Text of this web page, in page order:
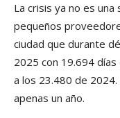
La crisis ya no es
pequeños
ciudad que durante
2025 con 19.694
a los 23.480 de
apenas un año.